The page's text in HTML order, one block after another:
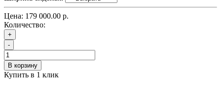
Цена: 179 000.00 р.
Количество:
+
-
В корзину
Купить в 1 клик